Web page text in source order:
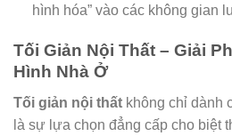
hình hóa” vào các không gian
Tối Giản Nội Thất – Giải
Hình Nhà Ở
Tối giản nội thất không chỉ dành
là sự lựa chọn đẳng cấp cho biệt